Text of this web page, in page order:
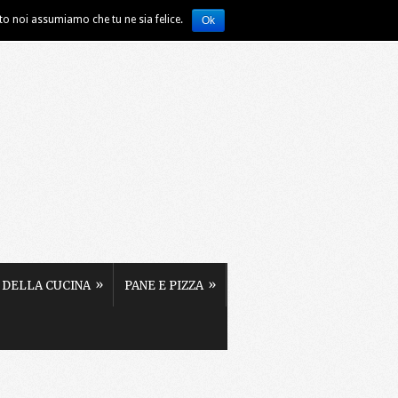
CUCINA » PANE E PIZZA »
noi assumiamo che tu ne sia felice. Ok